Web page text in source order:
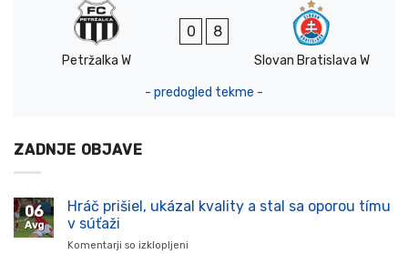
Petržalka W
0 8
Slovan Bratislava W
- predogled tekme -
ZADNJE OBJAVE
06
Avg
Hráč prišiel, ukázal kvality a stal sa oporou tímu
v súťaži
Komentarji so izklopljeni